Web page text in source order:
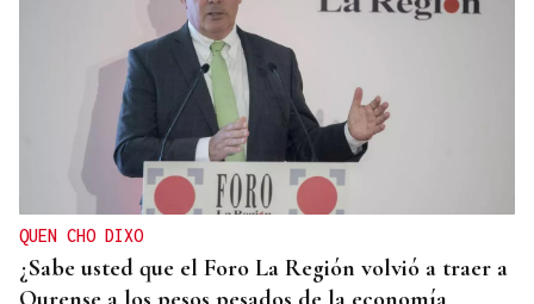
QUEN CHO DIXO
¿Sabe usted que el Foro La Región volvió a traer a